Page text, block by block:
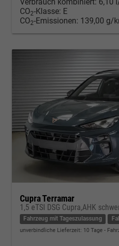
CO2-Klasse: E
CO2-Emissionen: 139,00 g/
Cupra Terramar
1,5 eTSI DSG Cupra,AHK
Fahrzeug mit Tageszulassung
unverbindliche Lieferzeit: 10 Tage